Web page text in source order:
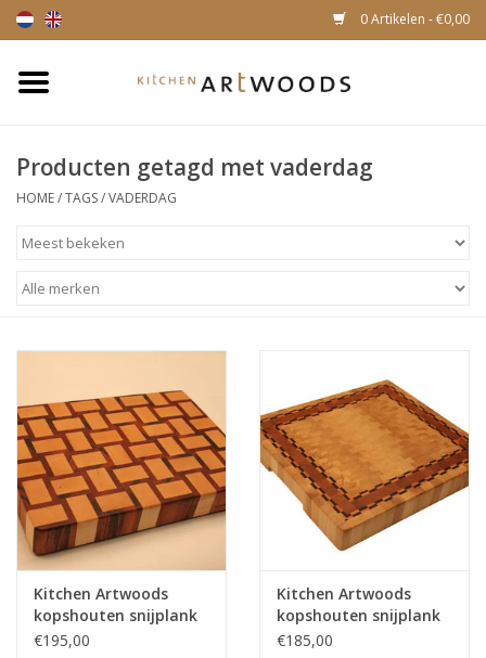
0 Artikelen - €0,00
Snijplanken
Magnetische houten
Producten getagd met vaderdag
HOME/TAGS/VADERDAG
Kitchen Artwoods
kopshouten snijplank
met gewoven patroon
€195,00
Kitchen Artwoods
kopshouten snijplank
van haagbeuk, kers en
€185,00